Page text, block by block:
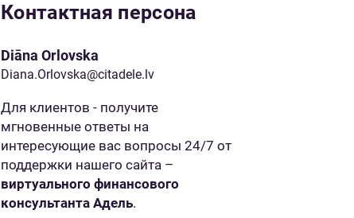
Контактная персона
Diāna Orlovska
Diana.Orlovska@citadele.lv
Для клиентов - получите
мгновенные ответы на
интересующие вас вопросы 24/7 от
поддержки нашего сайта –
виртуального финансового
консультанта Адель.